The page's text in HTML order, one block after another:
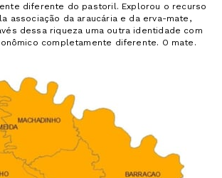
diferente do pastoril. Explorou o recurso
associação da araucária e da erva-mate,
dessa riqueza uma outra identidade com
completamente diferente. O mate.